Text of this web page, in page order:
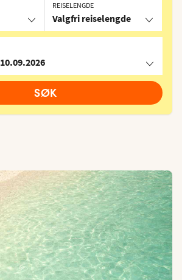
REISELENGDE
Valgfri reiselengde
10.09.2026
SØK